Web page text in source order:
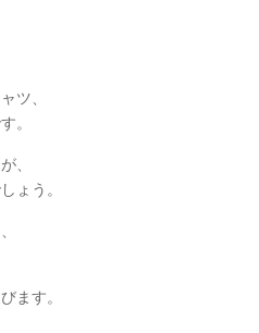
ツ、
。
、
ょう。
ます。